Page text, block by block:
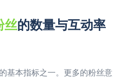
的数量与互动率
基本指标之一。更多的粉丝意